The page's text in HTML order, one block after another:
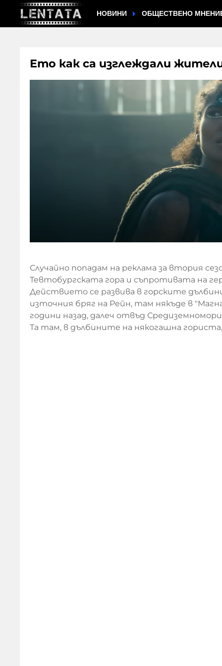
НОВИНИ ОБЩЕСТВЕНО
Ето как са изглеждали
Случайно попадам на реклама за втория
Тевтобургската гора и съпротивата на
Действието се развива в горските
източния бряг на Рейн, там някъде в
години назад, далеч отвъд
Та там, в дълбините на някогашна